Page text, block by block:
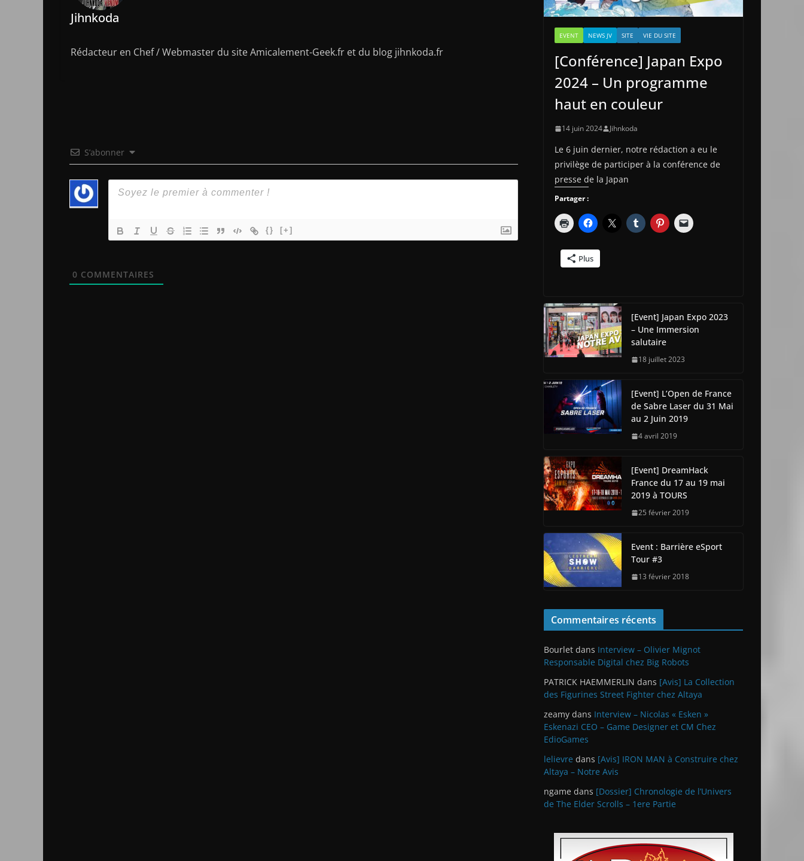
Jihnkoda
Rédacteur en Chef / Webmaster du site Amicalement-Geek.fr et du blog jihnkoda.fr
S’abonner
{} [+]
0 COMMENTAIRES
EVENT NEWS JV SITE VIE DU SITE
[Conférence] Japan Expo
2024 – Un programme
haut en couleur
14 juin 2024 Jihnkoda
Le 6 juin dernier, notre rédaction a eu le
privilège de participer à la conférence de
presse de la Japan
Partager :
Plus
[Event] Japan Expo 2023
– Une Immersion
salutaire
18 juillet 2023
[Event] L’Open de France
de Sabre Laser du 31 Mai
au 2 Juin 2019
4 avril 2019
[Event] DreamHack
France du 17 au 19 mai
2019 à TOURS
25 février 2019
Event : Barrière eSport
Tour #3
13 février 2018
Commentaires récents
Bourlet dans Interview – Olivier Mignot
Responsable Digital chez Big Robots
PATRICK HAEMMERLIN dans [Avis] La Collection
des Figurines Street Fighter chez Altaya
zeamy dans Interview – Nicolas « Esken »
Eskenazi CEO – Game Designer et CM Chez
EdioGames
lelievre dans [Avis] IRON MAN à Construire chez
Altaya – Notre Avis
ngame dans [Dossier] Chronologie de l’Univers
de The Elder Scrolls – 1ere Partie